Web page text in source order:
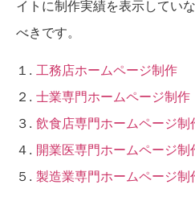
イトに制作実績を表示してい
べきです。
１. 工務店ホームページ制作
２. 士業専門ホームページ制作
３. 飲食店専門ホームページ制
４. 開業医専門ホームページ制
５. 製造業専門ホームページ制